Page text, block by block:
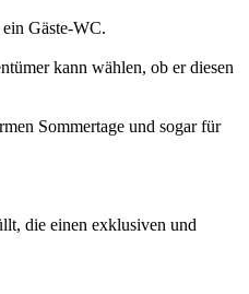
Gäste-WC.
kann wählen, ob er diesen
Sommertage und sogar für
die einen exklusiven und